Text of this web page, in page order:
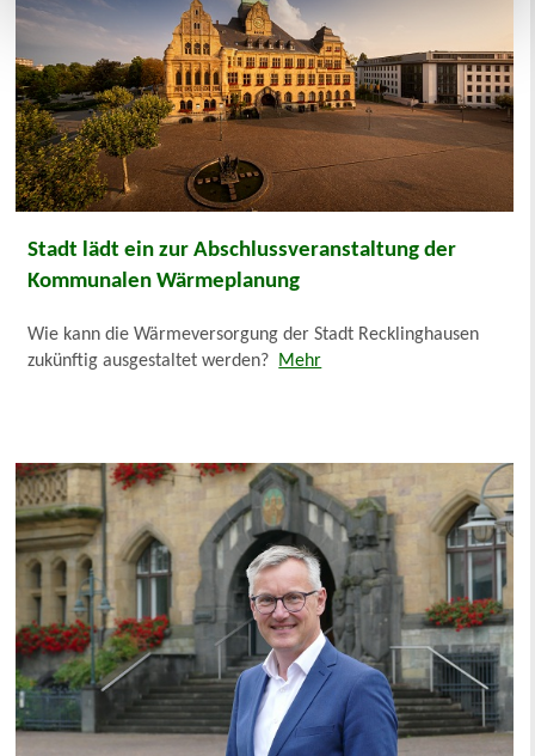
Stadt lädt ein zur Abschlussveranstaltung der
Kommunalen Wärmeplanung
Wie kann die Wärmeversorgung der Stadt Recklinghausen
zukünftig ausgestaltet werden?
Mehr